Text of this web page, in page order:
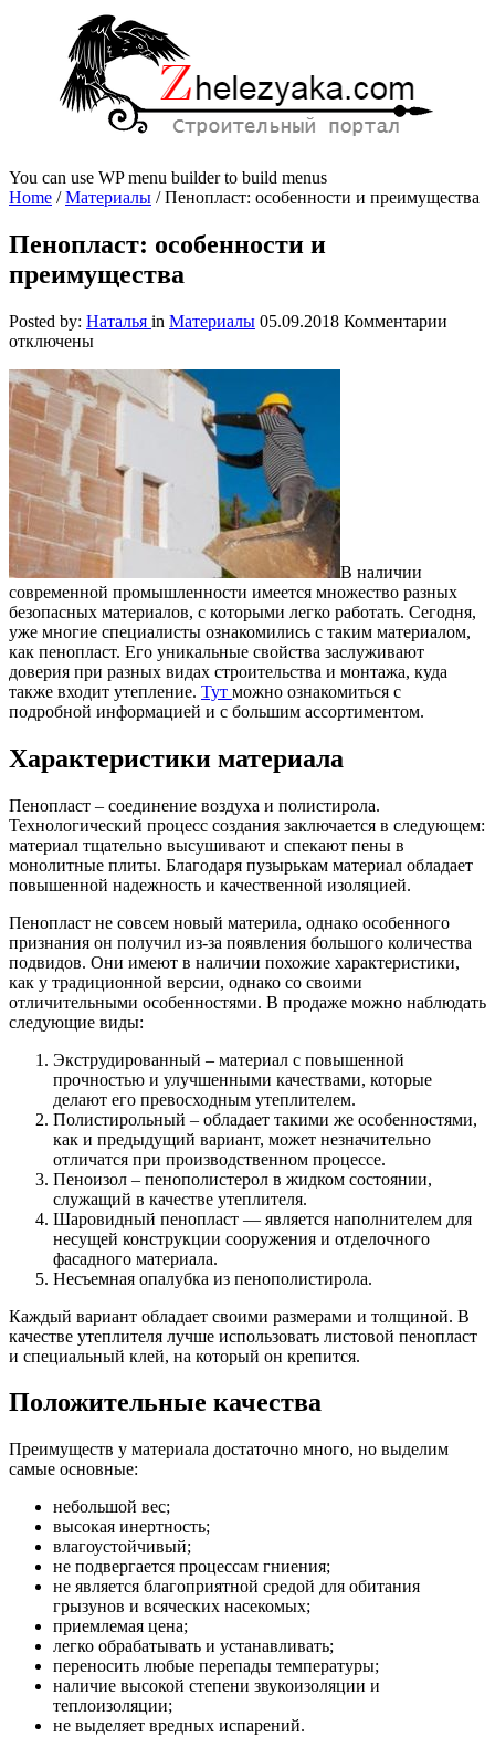
You can use WP menu builder to build menus
Home /Материалы /Пенопласт: особенности и преимущества
Пенопласт: особенности и
преимущества
Posted by: Наталья in Материалы 05.09.2018 Комментарии
отключены
В наличии
современной промышленности имеется множество разных
безопасных материалов, с которыми легко работать. Сегодня,
уже многие специалисты ознакомились с таким материалом,
как пенопласт. Его уникальные свойства заслуживают
доверия при разных видах строительства и монтажа, куда
также входит утепление. Тут можно ознакомиться с
подробной информацией и с большим ассортиментом.
Характеристики материала
Пенопласт – соединение воздуха и полистирола.
Технологический процесс создания заключается в следующем:
материал тщательно высушивают и спекают пены в
монолитные плиты. Благодаря пузырькам материал обладает
повышенной надежность и качественной изоляцией.
Пенопласт не совсем новый материла, однако особенного
признания он получил из-за появления большого количества
подвидов. Они имеют в наличии похожие характеристики,
как у традиционной версии, однако со своими
отличительными особенностями. В продаже можно наблюдать
следующие виды:
Экструдированный – материал с повышенной
прочностью и улучшенными качествами, которые
делают его превосходным утеплителем.
Полистирольный – обладает такими же особенностями,
как и предыдущий вариант, может незначительно
отличатся при производственном процессе.
Пеноизол – пенополистерол в жидком состоянии,
служащий в качестве утеплителя.
Шаровидный пенопласт — является наполнителем для
несущей конструкции сооружения и отделочного
фасадного материала.
Несъемная опалубка из пенополистирола.
Каждый вариант обладает своими размерами и толщиной. В
качестве утеплителя лучше использовать листовой пенопласт
и специальный клей, на который он крепится.
Положительные качества
Преимуществ у материала достаточно много, но выделим
самые основные:
небольшой вес;
высокая инертность;
влагоустойчивый;
не подвергается процессам гниения;
не является благоприятной средой для обитания
грызунов и всяческих насекомых;
приемлемая цена;
легко обрабатывать и устанавливать;
переносить любые перепады температуры;
наличие высокой степени звукоизоляции и
теплоизоляции;
не выделяет вредных испарений.